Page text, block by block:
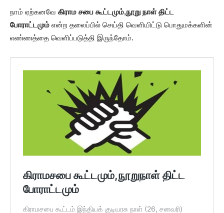
நாம் ஏற்கனவே கிராம சபை கூட்டமும்,நூறு நாள் திட்ட
போராட்டமும் என்ற தலைப்பில் செய்தி வெளியிட்டு பொதுமக்களின்
எண்ணத்தை வெளிப்படுத்தி இருந்தோம்.